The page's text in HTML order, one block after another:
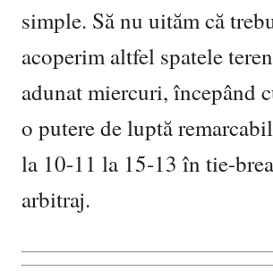
simple. Să nu uităm că
acoperim altfel spatele
adunat miercuri, începând
o putere de luptă
la 10-11 la 15-13 în tie-
arbitraj.